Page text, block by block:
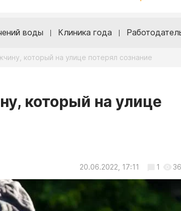
воды Клиника года
который на улице потерял сознание
который на улице
20.06.2022, 17:11 1